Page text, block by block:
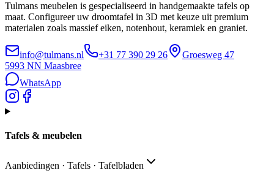
Tulmans meubelen is gespecialiseerd in handgemaakte tafels op
maat. Configureer uw droomtafel in 3D met keuze uit premium
materialen zoals massief eiken, notenhout, keramiek en graniet.
info@tulmans.nl +31 77 390 29 26
Groesweg 47
5993 NN Maasbree
WhatsApp
Tafels & meubelen
Aanbiedingen · Tafels · Tafelbladen